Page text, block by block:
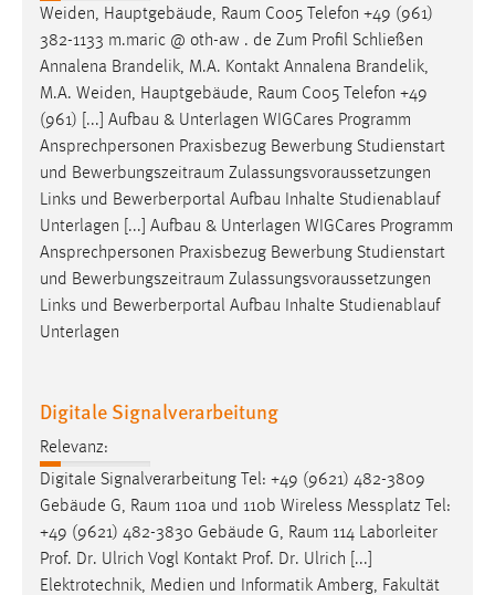
Weiden, Hauptgebäude, Raum C005 Telefon +49 (961)
382-1133 m.maric @ oth-aw . de Zum Profil Schließen
Annalena Brandelik, M.A. Kontakt Annalena Brandelik,
M.A. Weiden, Hauptgebäude, Raum C005 Telefon +49
(961) [...] Aufbau & Unterlagen WIGCares Programm
Ansprechpersonen Praxisbezug Bewerbung Studienstart
und Bewerbungszeitraum Zulassungsvoraussetzungen
Links und Bewerberportal Aufbau Inhalte Studienablauf
Unterlagen [...] Aufbau & Unterlagen WIGCares Programm
Ansprechpersonen Praxisbezug Bewerbung Studienstart
und Bewerbungszeitraum Zulassungsvoraussetzungen
Links und Bewerberportal Aufbau Inhalte Studienablauf
Unterlagen
Digitale Signalverarbeitung
Relevanz:
Digitale Signalverarbeitung Tel: +49 (9621) 482-3809
Gebäude G, Raum 110a und 110b Wireless Messplatz Tel:
+49 (9621) 482-3830 Gebäude G, Raum 114 Laborleiter
Prof. Dr. Ulrich Vogl Kontakt Prof. Dr. Ulrich [...]
Elektrotechnik, Medien und Informatik Amberg, Fakultät